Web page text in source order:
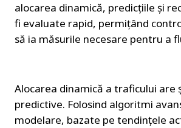
alocarea dinamică, predicțiile și
fi evaluate rapid, permițând
să ia măsurile necesare pentru a
Alocarea dinamică a traficului are
predictive. Folosind algoritmi
modelare, bazate pe tendințele